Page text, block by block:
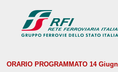
ORARIO PROGRAMMATO 14